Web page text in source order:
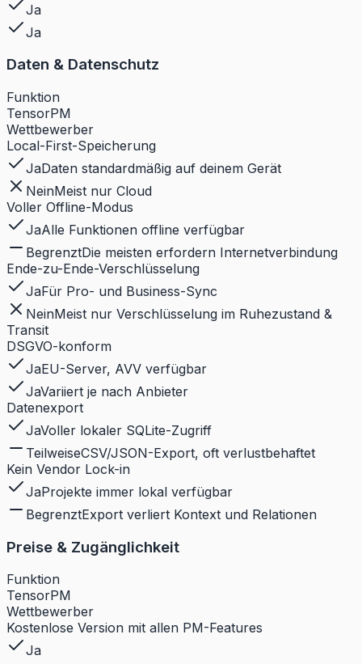
Ja
Ja
Daten & Datenschutz
Funktion
TensorPM
Wettbewerber
Local-First-Speicherung
JaDaten standardmäßig auf deinem Gerät
NeinMeist nur Cloud
Voller Offline-Modus
JaAlle Funktionen offline verfügbar
BegrenztDie meisten erfordern Internetverbindung
Ende-zu-Ende-Verschlüsselung
JaFür Pro- und Business-Sync
NeinMeist nur Verschlüsselung im Ruhezustand &
Transit
DSGVO-konform
JaEU-Server, AVV verfügbar
JaVariiert je nach Anbieter
Datenexport
JaVoller lokaler SQLite-Zugriff
TeilweiseCSV/JSON-Export, oft verlustbehaftet
Kein Vendor Lock-in
JaProjekte immer lokal verfügbar
BegrenztExport verliert Kontext und Relationen
Preise & Zugänglichkeit
Funktion
TensorPM
Wettbewerber
Kostenlose Version mit allen PM-Features
Ja